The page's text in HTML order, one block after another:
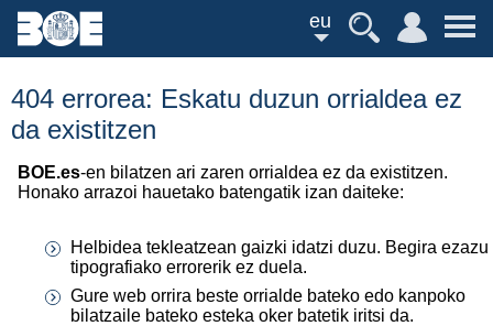
eu
404 errorea: Eskatu duzun orrialdea ez
da existitzen
BOE.es-en bilatzen ari zaren orrialdea ez da existitzen.
Honako arrazoi hauetako batengatik izan daiteke:
Helbidea tekleatzean gaizki idatzi duzu. Begira ezazu
tipografiako errorerik ez duela.
Gure web orrira beste orrialde bateko edo kanpoko
bilatzaile bateko esteka oker batetik iritsi da.